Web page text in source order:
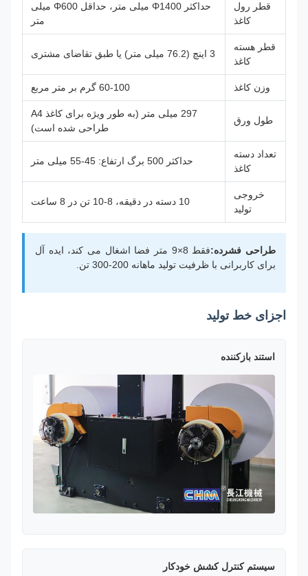
قطر رول
حداکثر Φ1400 میلی متر، حداقل Φ600 میلی
قطر هسته
3 اینچ (76.2 میلی متر) یا طبق تقاضای مشتری
وزن کاغذ 60-100 گرم بر متر مربع
طول ورق
297 میلی متر (به طور ویژه برای کاغذ A4
طراحی شده است)
تعداد دسته
حداکثر 500 برگ ارتفاع: 45-55 میلی متر
خروجی
طراحی فشرده:
فقط 8×9 متر فضا اشغال می کند، ایده آل
برای کاربرانی با ظرفیت تولید ماهانه 200-300 تن.
اجزای خط تولید
استند بازکننده
سیستم کنترل کشش خودکار